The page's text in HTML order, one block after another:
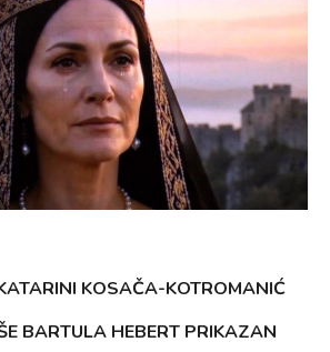
KOSAČA-KOTROMANIĆ
BARTULA HEBERT PRIKAZAN